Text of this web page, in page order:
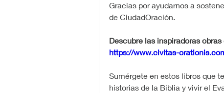
Gracias por ayudarnos a
de CiudadOración.
https://www.civitas-
Sumérgete en estos libros que
historias de la Biblia y vivir el